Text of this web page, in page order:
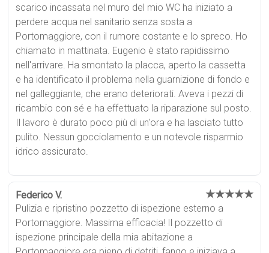
scarico incassata nel muro del mio WC ha iniziato a
perdere acqua nel sanitario senza sosta a
Portomaggiore, con il rumore costante e lo spreco. Ho
chiamato in mattinata. Eugenio è stato rapidissimo
nell'arrivare. Ha smontato la placca, aperto la cassetta
e ha identificato il problema nella guarnizione di fondo e
nel galleggiante, che erano deteriorati. Aveva i pezzi di
ricambio con sé e ha effettuato la riparazione sul posto.
Il lavoro è durato poco più di un'ora e ha lasciato tutto
pulito. Nessun gocciolamento e un notevole risparmio
idrico assicurato.
Federico V. ★★★★★
Pulizia e ripristino pozzetto di ispezione esterno a
Portomaggiore. Massima efficacia! Il pozzetto di
ispezione principale della mia abitazione a